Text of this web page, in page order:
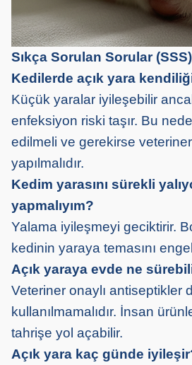
Sıkça Sorulan Sorular (SSS)
Kedilerde açık yara
Küçük yaralar iyileşebilir
enfeksiyon riski taşır. Bu
edilmeli ve gerekirse
yapılmalıdır.
Kedim yarasını sürekli
yapmalıyım?
Yalama iyileşmeyi geciktirir.
kedinin yaraya temasını
Açık yaraya evde ne
Veteriner onaylı antiseptikler
kullanılmamalıdır. İnsan
tahrişe yol açabilir.
Açık yara kaç günde